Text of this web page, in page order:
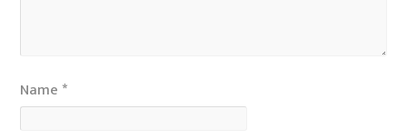
Name *